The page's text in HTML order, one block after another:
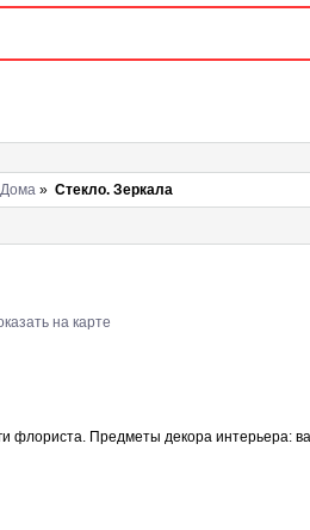
» Стекло. Зеркала
на карте
флориста. Предметы декора интерьера: